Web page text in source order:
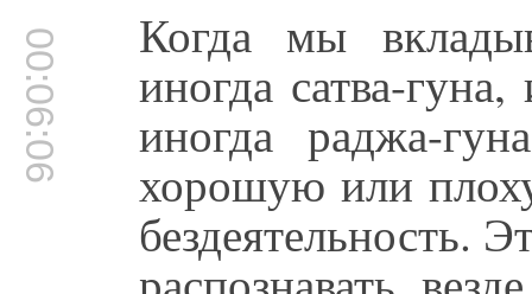
00:06:06 Когда мы
иногда сатва-
иногда раджа-
хорошую или
бездеятельность.